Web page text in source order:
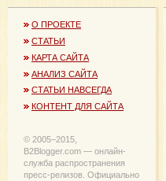
О ПРОЕКТЕ
СТАТЬИ
КАРТА САЙТА
АНАЛИЗ САЙТА
СТАТЬИ НАВСЕГДА
КОНТЕНТ ДЛЯ САЙТА
© 2005−2015,
B2Blogger.com — онлайн-
служба распространения
пресс-релизов. Официально